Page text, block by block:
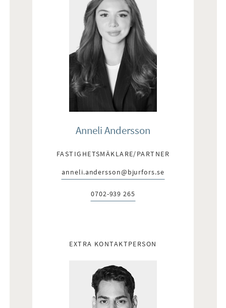
Anneli Andersson
FASTIGHETSMÄKLARE/PARTNER
E-post:
anneli.andersson@bjurfors.se
Telefon:
0702-939 265
EXTRA KONTAKTPERSON